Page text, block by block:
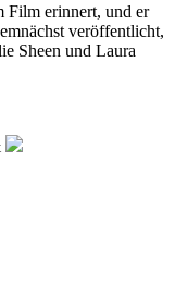
Film erinnert, und er
veröffentlicht,
Sheen und Laura